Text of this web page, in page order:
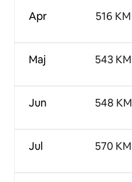
Apr
Maj
Jun
Jul
516 KM
543 KM
548 KM
570 KM